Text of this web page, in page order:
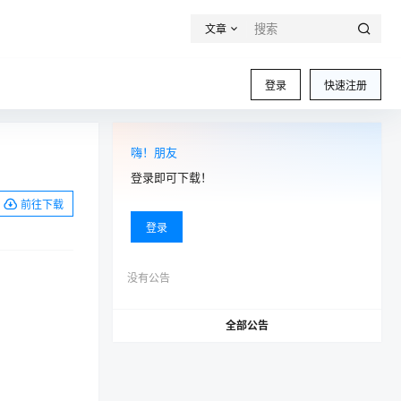
文章
登录 快速注册
前往下载
嗨！朋友
登录即可下载！
登录
没有公告
全部公告